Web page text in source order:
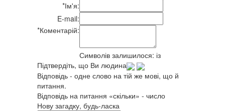
*Ім'я:
E-mail:
*Коментарій:
Символів залишилося: із
Підтвердіть, що Ви людина
Відповідь - одне слово на тій же мові, що й
питання.
Відповідь на питання «скільки» - число
Нову загадку, будь-ласка